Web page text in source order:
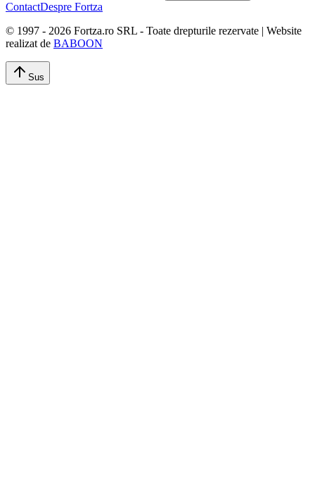
ContactDespre Fortza
© 1997 - 2026 Fortza.ro SRL - Toate drepturile rezervate | Website
realizat de BABOON
Sus